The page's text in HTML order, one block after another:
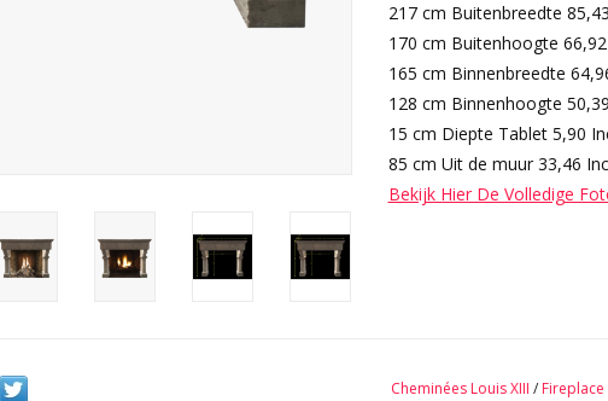
217 cm Buitenbreedte
170 cm Buitenhoogte
165 cm Binnenbreedte
128 cm Binnenhoogte
15 cm Diepte Tablet 5,90
85 cm Uit de muur 33,46
Bekijk Hier De Volledige
Cheminées Louis XIII / Fireplace